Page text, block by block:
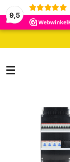
9,5